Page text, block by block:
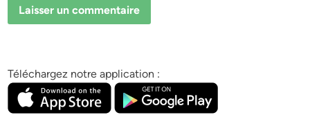
Téléchargez notre application :